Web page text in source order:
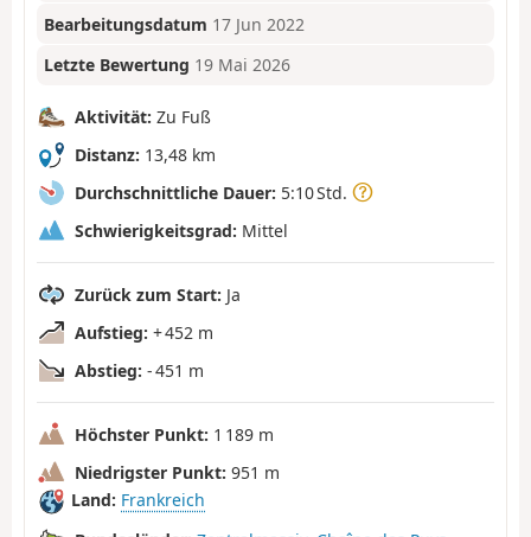
Bearbeitungsdatum 17 Jun 2022
Letzte Bewertung 19 Mai 2026
Aktivität: Zu Fuß
Distanz: 13,48 km
Durchschnittliche Dauer: 5:10 Std.
Schwierigkeitsgrad: Mittel
Zurück zum Start: Ja
Aufstieg: + 452 m
Abstieg: - 451 m
Höchster Punkt: 1 189 m
Niedrigster Punkt: 951 m
Land: Frankreich